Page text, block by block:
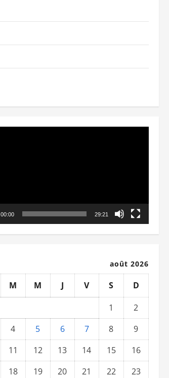
00:00 29:21
août 2026
M M J V S
D
1
2
4 5 6 7 8
9
11 12 13 14 15
16
18 19 20 21 22
23